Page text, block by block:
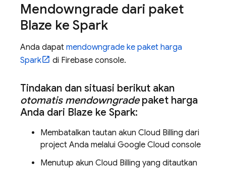
Mendowngrade dari paket
Blaze ke Spark
Anda dapat mendowngrade ke paket harga
Spark
di Firebase console.
Tindakan dan situasi berikut akan
otomatis mendowngradepaket harga
Anda dari Blaze ke Spark:
Membatalkan tautan akun Cloud Billing dari
project Anda melalui Google Cloud console
Menutup akun Cloud Billing yang ditautkan